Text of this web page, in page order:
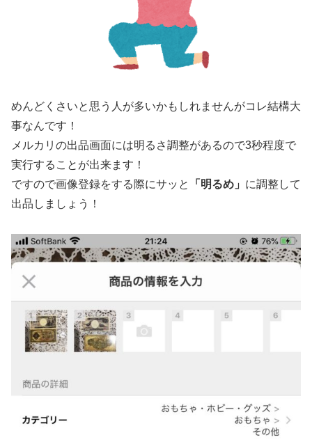
めんどくさいと思う人が多いかもしれませんがコレ結構大
事なんです！
メルカリの出品画面には明るさ調整があるので3秒程度で
実行することが出来ます！
ですので画像登録をする際にサッと
「明るめ」 に調整して
出品しましょう！